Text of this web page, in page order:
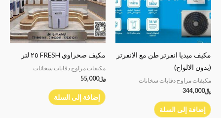
مكيف ميديا انفرتر طن مع الانفرتر
(بدون الالواح)
مكيفات مراوح دفايات سخانات
﷼344,000
إضافة إلى السلة
مكيف صحراوي FRESH ٢٥ لتر
مكيفات مراوح دفايات سخانات
﷼55,000
إضافة إلى السلة